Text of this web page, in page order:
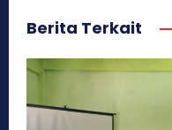
Berita Terkait